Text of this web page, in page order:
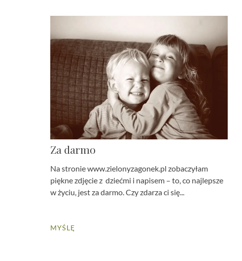
Za darmo
Na stronie www.zielonyzagonek.pl zobaczyłam
piękne zdjęcie z dziećmi i napisem – to, co najlepsze
w życiu, jest za darmo. Czy zdarza ci się...
MYŚLĘ